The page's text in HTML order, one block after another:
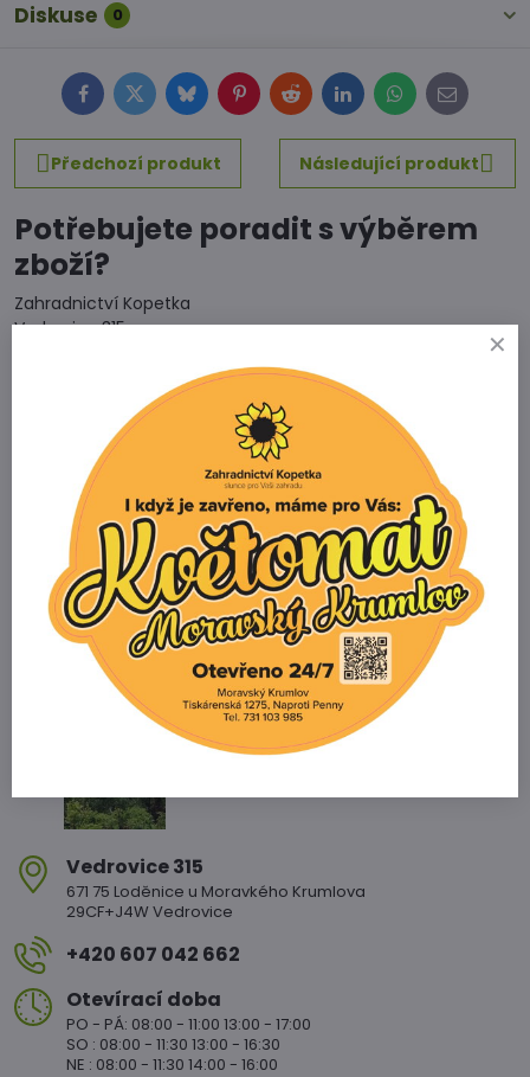
Diskuse 0
FacebookTwitterBlueskyPinterestRedditLinkedInWhatsApp
E-
mail
Předchozí produkt
Následující produkt
Potřebujete poradit s výběrem
zboží?
Zahradnictví Kopetka
Vedrovice 315
Telefon
+420 731 103 985
Prodejna
+420 607 042 662
Email
info@zahradnictvikopetka.cz
Zahradnictví Vedrovice
Vedrovice 315
671 75 Loděnice u Moravkého Krumlova
29CF+J4W Vedrovice
+420 607 042 662
Otevírací doba
PO - PÁ: 08:00 - 11:00 13:00 - 17:00
SO : 08:00 - 11:30 13:00 - 16:30
NE : 08:00 - 11:30 14:00 - 16:00